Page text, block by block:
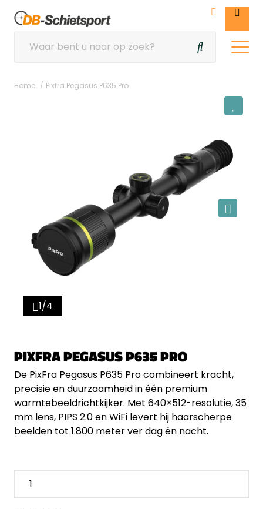
Home Pixfra Pegasus P635 Pro
1/4
PIXFRA PEGASUS P635 PRO
De PixFra Pegasus P635 Pro combineert kracht,
precisie en duurzaamheid in één premium
warmtebeeldrichtkijker. Met 640×512-resolutie, 35
mm lens, PIPS 2.0 en WiFi levert hij haarscherpe
beelden tot 1.800 meter ver dag én nacht.